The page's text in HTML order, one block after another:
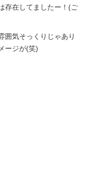
存在してましたー！(ご
囲気そっくりじゃあり
ージが(笑)